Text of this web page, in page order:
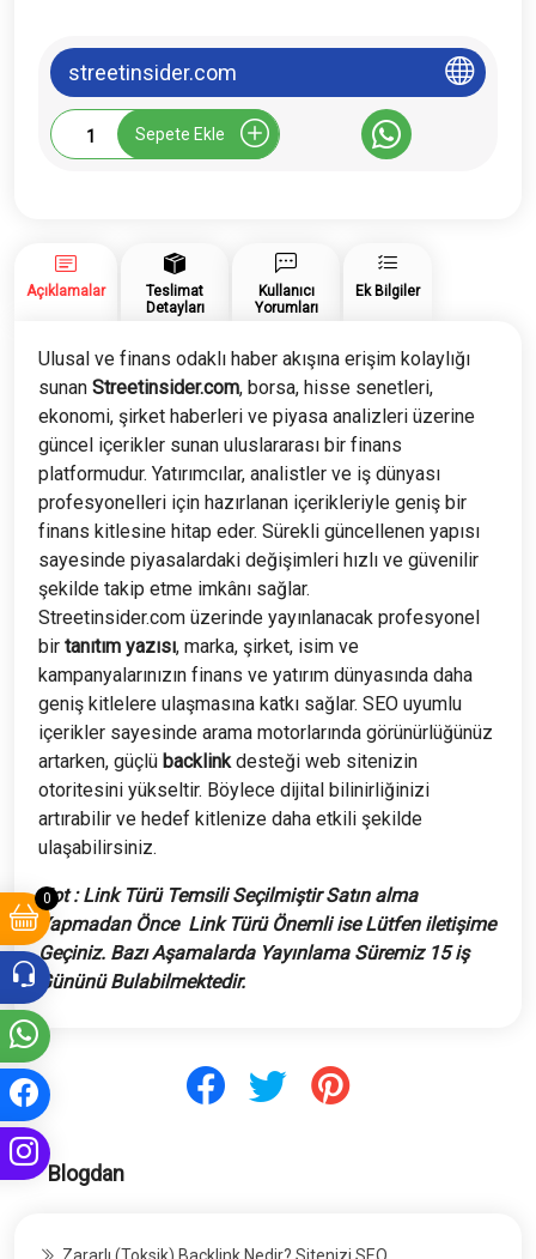
0
streetinsider.com
Streetinsider.com
Tanıtım
Sepete Ekle
Açıklamalar
Teslimat
Detayları
Kullanıcı
Yorumları
Ek Bilgiler
Ulusal ve finans odaklı haber akışına erişim kolaylığı
sunan Streetinsider.com, borsa, hisse senetleri,
ekonomi, şirket haberleri ve piyasa analizleri üzerine
güncel içerikler sunan uluslararası bir finans
platformudur. Yatırımcılar, analistler ve iş dünyası
profesyonelleri için hazırlanan içerikleriyle geniş bir
finans kitlesine hitap eder. Sürekli güncellenen yapısı
sayesinde piyasalardaki değişimleri hızlı ve güvenilir
şekilde takip etme imkânı sağlar.
Streetinsider.com üzerinde yayınlanacak profesyonel
bir tanıtım yazısı, marka, şirket, isim ve
kampanyalarınızın finans ve yatırım dünyasında daha
geniş kitlelere ulaşmasına katkı sağlar. SEO uyumlu
içerikler sayesinde arama motorlarında görünürlüğünüz
artarken, güçlü backlinkdesteği web sitenizin
otoritesini yükseltir. Böylece dijital bilinirliğinizi
artırabilir ve hedef kitlenize daha etkili şekilde
ulaşabilirsiniz.
Not : Link Türü Temsili Seçilmiştir Satın alma
Yapmadan Önce Link Türü Önemli ise Lütfen iletişime
Geçiniz. Bazı Aşamalarda Yayınlama Süremiz 15 iş
Gününü Bulabilmektedir.
Blogdan